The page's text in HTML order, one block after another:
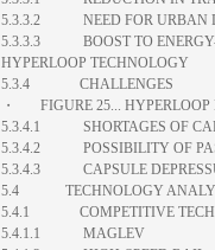
5.3.3.2 NEED FOR URBAN
5.3.3.3 BOOST TO ENERGY-
HYPERLOOP TECHNOLOGY
5.3.4 CHALLENGES
・ FIGURE 25... HYPERLOOP
5.3.4.1 SHORTAGES OF
5.3.4.2 POSSIBILITY OF
5.3.4.3 CAPSULE
5.4 TECHNOLOGY
5.4.1 COMPETITIVE
5.4.1.1 MAGLEV